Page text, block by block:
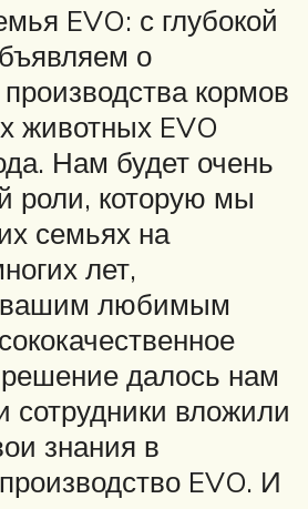
EVO: с глубокой
о
кормов
животных EVO
Нам будет очень
роли, которую мы
семьях на
лет,
вашим любимым
далось нам
сотрудники вложили
знания в
EVO. И